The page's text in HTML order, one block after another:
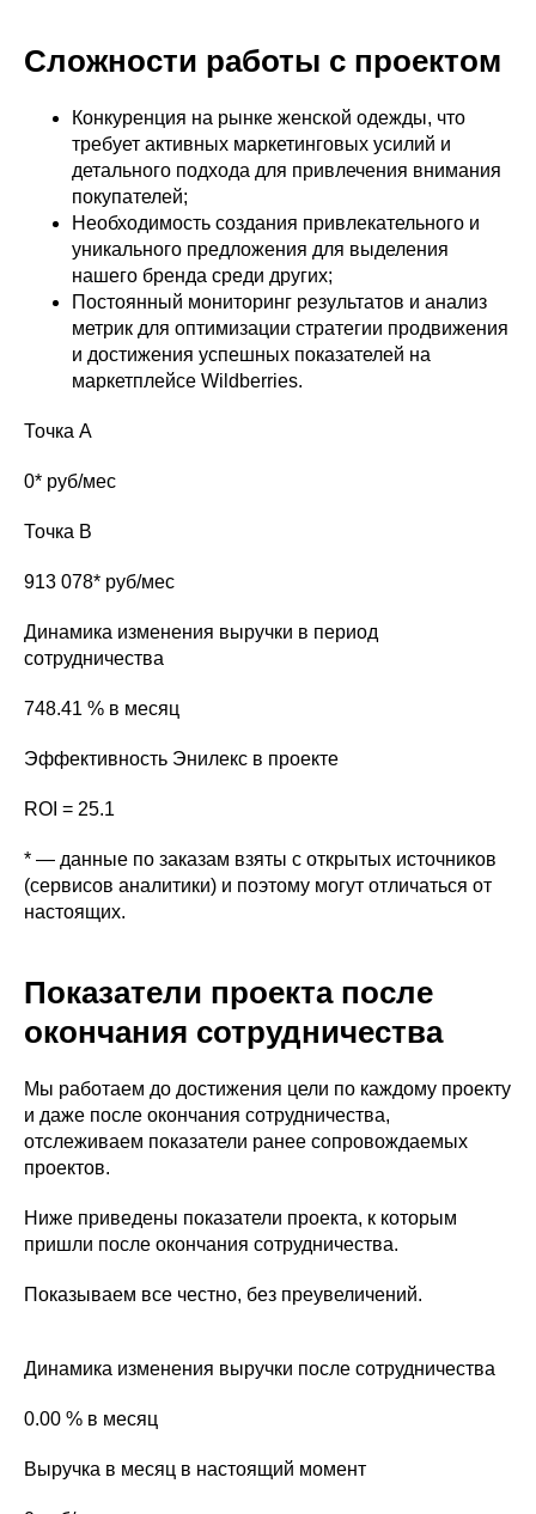
Сложности работы с проектом
Конкуренция на рынке женской одежды, что
требует активных маркетинговых усилий и
детального подхода для привлечения внимания
покупателей;
Необходимость создания привлекательного и
уникального предложения для выделения
нашего бренда среди других;
Постоянный мониторинг результатов и анализ
метрик для оптимизации стратегии продвижения
и достижения успешных показателей на
маркетплейсе Wildberries.
Точка А
0* руб/мес
Точка B
913 078* руб/мес
Динамика изменения выручки в период
сотрудничества
748.41 % в месяц
Эффективность Энилекс в проекте
ROI = 25.1
* — данные по заказам взяты с открытых источников
(сервисов аналитики) и поэтому могут отличаться от
настоящих.
Показатели проекта после
окончания сотрудничества
Мы работаем до достижения цели по каждому проекту
и даже после окончания сотрудничества,
отслеживаем показатели ранее сопровождаемых
проектов.
Ниже приведены показатели проекта, к которым
пришли после окончания сотрудничества.
Показываем все честно, без преувеличений.
Динамика изменения выручки после сотрудничества
0.00 % в месяц
Выручка в месяц в настоящий момент